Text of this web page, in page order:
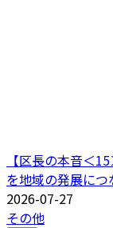
【区長の本音＜
を地域の発展につ
2026-07-27
その他